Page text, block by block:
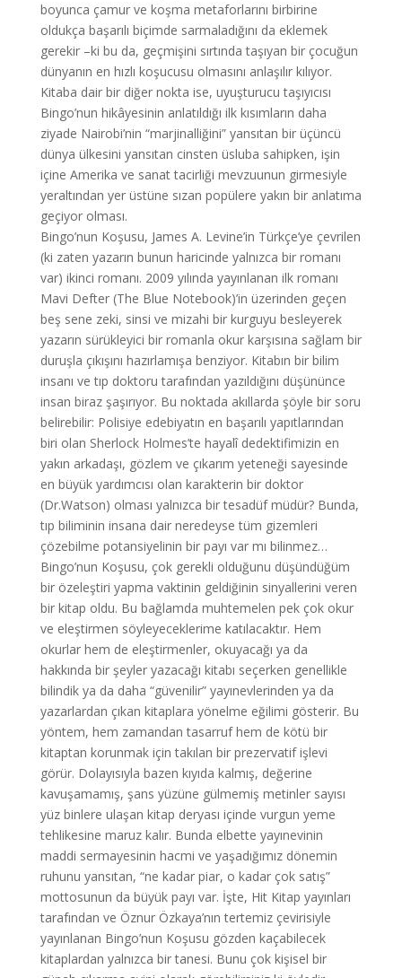
boyunca çamur ve koşma metaforlarını birbirine
oldukça başarılı biçimde sarmaladığını da eklemek
gerekir –ki bu da, geçmişini sırtında taşıyan bir çocuğun
dünyanın en hızlı koşucusu olmasını anlaşılır kılıyor.
Kitaba dair bir diğer nokta ise, uyuşturucu taşıyıcısı
Bingo’nun hikâyesinin anlatıldığı ilk kısımların daha
ziyade Nairobi’nin “marjinalliğini” yansıtan bir üçüncü
dünya ülkesini yansıtan cinsten üsluba sahipken, işin
içine Amerika ve sanat tacirliği mevzuunun girmesiyle
yeraltından yer üstüne sızan popülere yakın bir anlatıma
geçiyor olması.
Bingo’nun Koşusu, James A. Levine’in Türkçe’ye çevrilen
(ki zaten yazarın bunun haricinde yalnızca bir romanı
var) ikinci romanı. 2009 yılında yayınlanan ilk romanı
Mavi Defter (The Blue Notebook)’in üzerinden geçen
beş sene zeki, sinsi ve mizahi bir kurguyu besleyerek
yazarın sürükleyici bir romanla okur karşısına sağlam bir
duruşla çıkışını hazırlamışa benziyor. Kitabın bir bilim
insanı ve tıp doktoru tarafından yazıldığını düşününce
insan biraz şaşırıyor. Bu noktada akıllarda şöyle bir soru
belirebilir: Polisiye edebiyatın en başarılı yapıtlarından
biri olan Sherlock Holmes’te hayalî dedektifimizin en
yakın arkadaşı, gözlem ve çıkarım yeteneği sayesinde
en büyük yardımcısı olan karakterin bir doktor
(Dr.Watson) olması yalnızca bir tesadüf müdür? Bunda,
tıp biliminin insana dair neredeyse tüm gizemleri
çözebilme potansiyelinin bir payı var mı bilinmez…
Bingo’nun Koşusu, çok gerekli olduğunu düşündüğüm
bir özeleştiri yapma vaktinin geldiğinin sinyallerini veren
bir kitap oldu. Bu bağlamda muhtemelen pek çok okur
ve eleştirmen söyleyeceklerime katılacaktır. Hem
okurlar hem de eleştirmenler, okuyacağı ya da
hakkında bir şeyler yazacağı kitabı seçerken genellikle
bilindik ya da daha “güvenilir” yayınevlerinden ya da
yazarlardan çıkan kitaplara yönelme eğilimi gösterir. Bu
yöntem, hem zamandan tasarruf hem de kötü bir
kitaptan korunmak için takılan bir prezervatif işlevi
görür. Dolayısıyla bazen kıyıda kalmış, değerine
kavuşamamış, şans yüzüne gülmemiş metinler sayısı
yüz binlere ulaşan kitap deryası içinde vurgun yeme
tehlikesine maruz kalır. Bunda elbette yayınevinin
maddi sermayesinin hacmi ve yaşadığımız dönemin
ruhunu yansıtan, “ne kadar piar, o kadar çok satış”
mottosunun da büyük payı var. İşte, Hit Kitap yayınları
tarafından ve Öznur Özkaya’nın tertemiz çevirisiyle
yayınlanan Bingo’nun Koşusu gözden kaçabilecek
kitaplardan yalnızca bir tanesi. Bunu çok kişisel bir